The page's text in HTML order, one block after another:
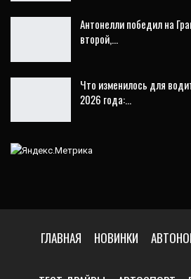
Антонелли победил на
второй,…
Что изменилось для
2026 года:…
ГЛАВНАЯ НОВИНКИ